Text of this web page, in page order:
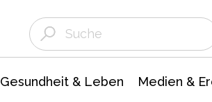
Gesundheit & Leben Medien &